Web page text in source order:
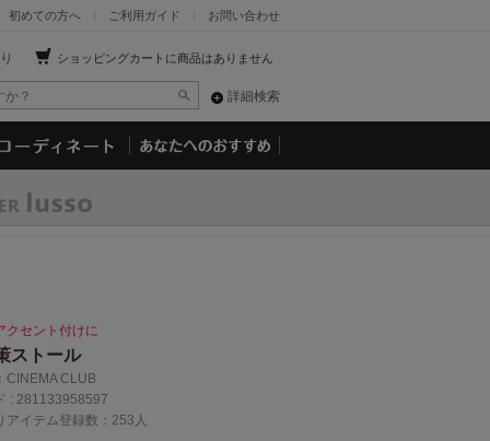
お問い合わせ
ご利用ガイド
初めての方へ
ショッピングカートに商品はありません
詳細検索
クセント付けに
ストール
CINEMA CLUB
: 281133958597
アイテム登録数：253人